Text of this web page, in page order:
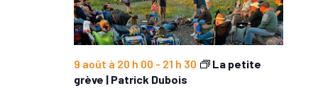
9 août à 20 h 00 - 21 h 30
La petite
grève | Patrick Dubois